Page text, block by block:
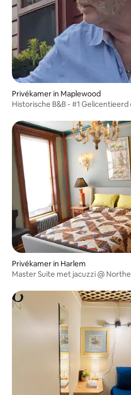
Privékamer in Maplewood
Historische B&B - #1
Privékamer in Harlem
Master Suite met jacuzzi @